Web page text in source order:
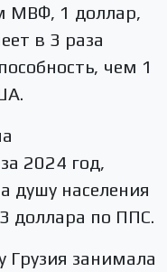
МВФ, 1 доллар,
в 3 раза
чем 1
2024 год,
душу населения
доллара по ППС.
Грузия занимала